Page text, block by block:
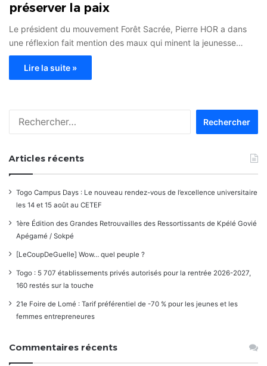
préserver la paix
Le président du mouvement Forêt Sacrée, Pierre HOR a dans
une réflexion fait mention des maux qui minent la jeunesse…
Lire la suite »
Articles récents
Togo Campus Days : Le nouveau rendez-vous de l’excellence universitaire
les 14 et 15 août au CETEF
1ère Édition des Grandes Retrouvailles des Ressortissants de Kpélé Govié
Apégamé / Sokpé
[LeCoupDeGuelle] Wow… quel peuple ?
Togo : 5 707 établissements privés autorisés pour la rentrée 2026-2027,
160 restés sur la touche
21e Foire de Lomé : Tarif préférentiel de -70 % pour les jeunes et les
femmes entrepreneures
Commentaires récents